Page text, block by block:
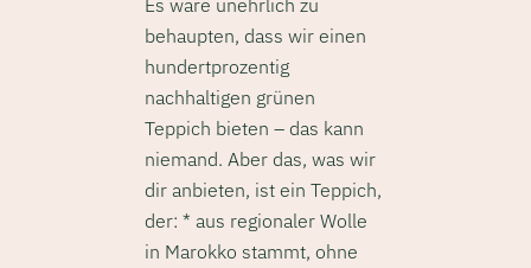
behaupten, dass wir einen
hundertprozentig
nachhaltigen grünen
Teppich bieten – das kann
niemand. Aber das, was wir
dir anbieten, ist ein Teppich,
der: * aus regionaler Wolle
in Marokko stammt, ohne